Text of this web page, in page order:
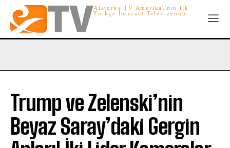
Alaturka TV Amerika\'nın ilk
Türkçe İnternet Televizyonu
Trump ve Zelenski’nin
Beyaz Saray’daki Gergin